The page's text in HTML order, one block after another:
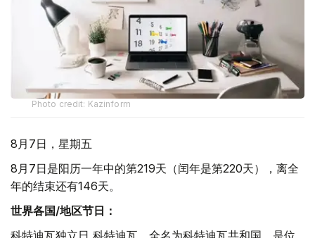
Photo credit: Kazinform
8月7日，星期五
8月7日是阳历一年中的第219天（闰年是第220天），离全
年的结束还有146天。
世界各国/地区节日：
科特迪瓦独立日 科特迪瓦，全名为科特迪瓦共和国，是位